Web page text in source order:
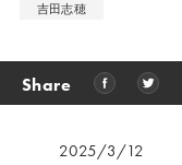
吉田志穂
Share
2025/3/12